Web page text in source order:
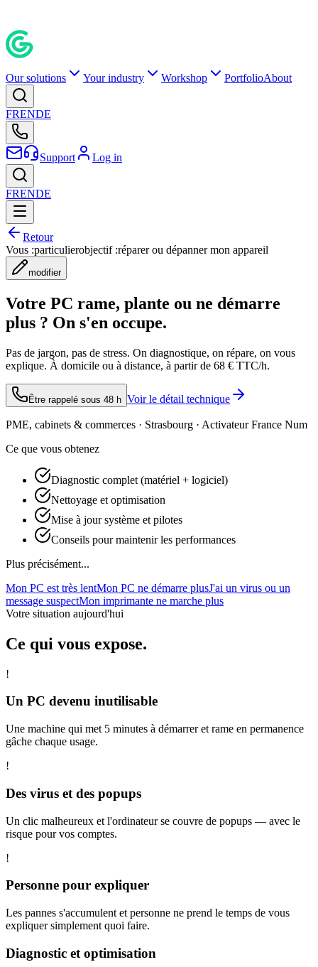
Our solutions Your industry Workshop PortfolioAbout
FRENDE
Support Log in
FRENDE
Retour
Vous :particulierobjectif :réparer ou dépanner mon appareil
modifier
Votre PC rame, plante ou ne démarre
plus ? On s'en occupe.
Pas de jargon, pas de stress. On diagnostique, on répare, on vous
explique. À domicile ou à distance, à partir de 68 € TTC/h.
Être rappelé sous 48 h Voir le détail technique
PME, cabinets & commerces · Strasbourg · Activateur France Num
Ce que vous obtenez
Diagnostic complet (matériel + logiciel)
Nettoyage et optimisation
Mise à jour système et pilotes
Conseils pour maintenir les performances
Plus précisément...
Mon PC est très lentMon PC ne démarre plusJ'ai un virus ou un
message suspectMon imprimante ne marche plus
Votre situation aujourd'hui
Ce qui vous expose.
!
Un PC devenu inutilisable
Une machine qui met 5 minutes à démarrer et rame en permanence
gâche chaque usage.
!
Des virus et des popups
Un clic malheureux et l'ordinateur se couvre de popups — avec le
risque pour vos comptes.
!
Personne pour expliquer
Les pannes s'accumulent et personne ne prend le temps de vous
expliquer simplement quoi faire.
Diagnostic et optimisation